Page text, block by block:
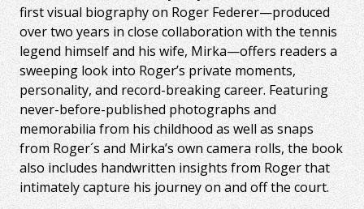
first visual biography on Roger Federer—produced
over two years in close collaboration with the tennis
legend himself and his wife, Mirka—offers readers a
sweeping look into Roger’s private moments,
personality, and record-breaking career. Featuring
never-before-published photographs and
memorabilia from his childhood as well as snaps
from Roger´s and Mirka’s own camera rolls, the book
also includes handwritten insights from Roger that
intimately capture his journey on and off the court.